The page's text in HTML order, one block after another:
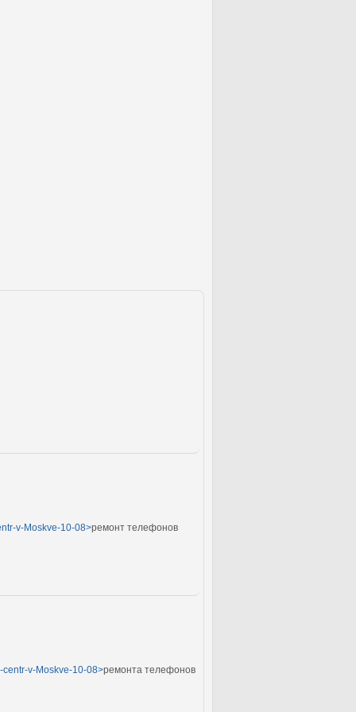
v-Moskve-10-08>ремонт телефонов
v-Moskve-10-08>ремонта телефонов